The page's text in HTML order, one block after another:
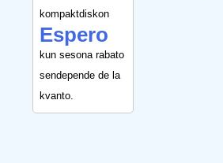
kompaktdiskon
Espero
kun sesona rabato
sendepende de la
kvanto.